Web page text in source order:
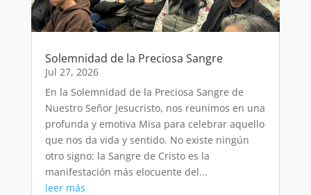
Solemnidad de la Preciosa Sangre
Jul 27, 2026
En la Solemnidad de la Preciosa Sangre de
Nuestro Señor Jesucristo, nos reunimos en una
profunda y emotiva Misa para celebrar aquello
que nos da vida y sentido. No existe ningún
otro signo: la Sangre de Cristo es la
manifestación más elocuente del...
leer más